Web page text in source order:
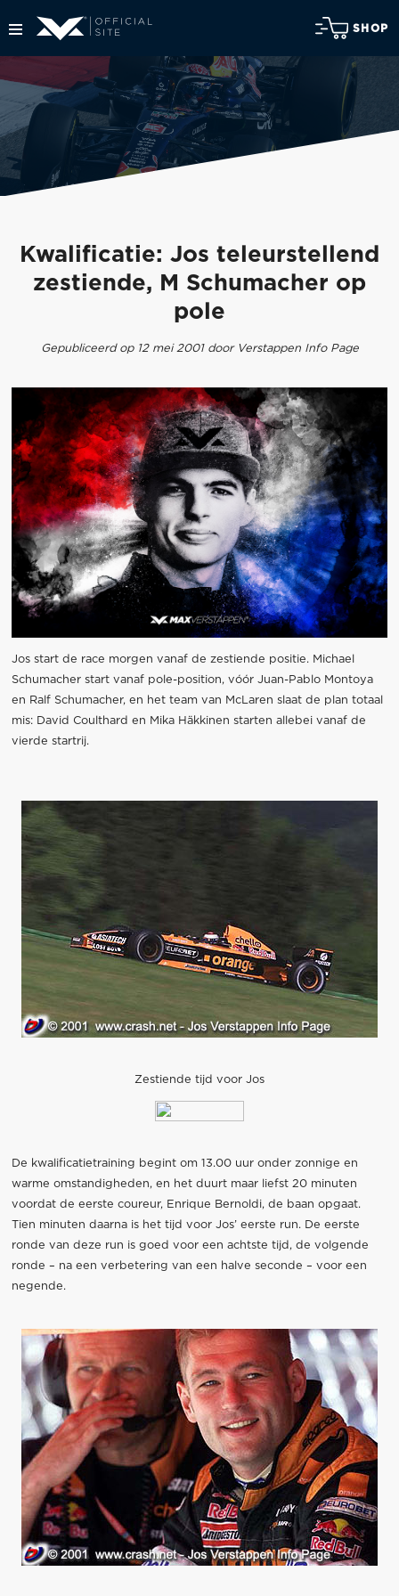
SHOP
Kwalificatie: Jos teleurstellend
zestiende, M Schumacher op
pole
Gepubliceerd op 12 mei 2001 door Verstappen Info Page
Jos start de race morgen vanaf de zestiende positie. Michael
Schumacher start vanaf pole-position, vóór Juan-Pablo Montoya
en Ralf Schumacher, en het team van McLaren slaat de plan totaal
mis: David Coulthard en Mika Häkkinen starten allebei vanaf de
vierde startrij.
Zestiende tijd voor Jos
De kwalificatietraining begint om 13.00 uur onder zonnige en
warme omstandigheden, en het duurt maar liefst 20 minuten
voordat de eerste coureur, Enrique Bernoldi, de baan opgaat.
Tien minuten daarna is het tijd voor Jos’ eerste run. De eerste
ronde van deze run is goed voor een achtste tijd, de volgende
ronde – na een verbetering van een halve seconde – voor een
negende.